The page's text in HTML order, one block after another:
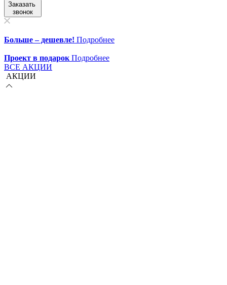
Заказать
звонок
Больше – дешевле! Подробнее
Проект в подарок Подробнее
ВСЕ АКЦИИ
АКЦИИ